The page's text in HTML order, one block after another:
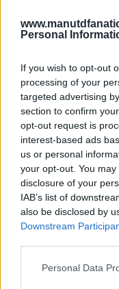
Personal
If you wish to opt-out
processing of your
targeted advertising
section to confirm
opt-out request is
interest-based ads
us or personal
your opt-out. You
disclosure of your
IAB’s list of
also be disclosed by
Downstream
Please note that this
Personal Data